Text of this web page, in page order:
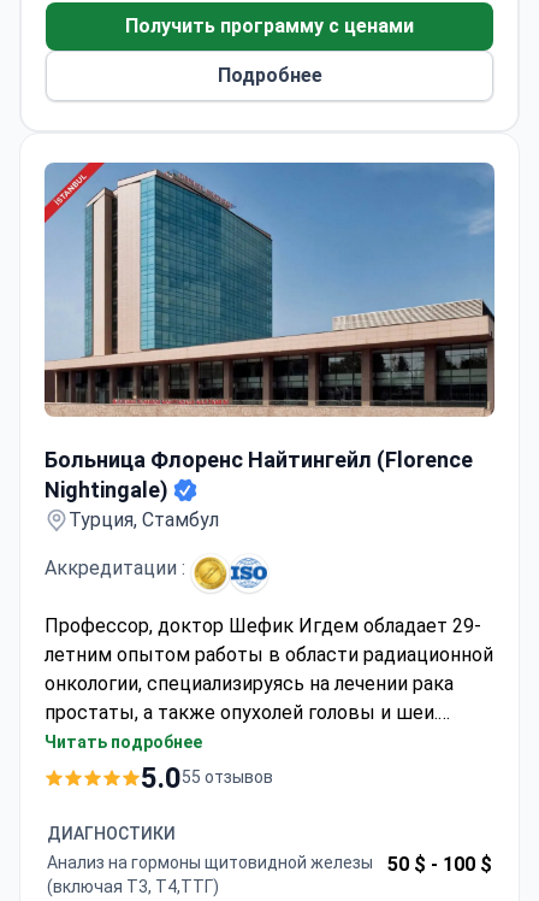
Получить программу с ценами
Подробнее
Больница Флоренс Найтингейл (Florence
Nightingale)
Турция, Стамбул
Аккредитации :
Профессор, доктор Шефик Игдем обладает 29-
летним опытом работы в области радиационной
онкологии, специализируясь на лечении рака
простаты, а также опухолей головы и шеи.
Стереотаксическая радиохирургия TrueBeam
может стоить около 8 100 $ — обычно эта сумма
услуги медперсонала. Процедура проводится
амбулаторно и не требует госпитализации.
Профессор Игдем прошел обучение в
Читать подробнее
5.055 отзывов
ДИАГНОСТИКИ
Анализ на гормоны щитовидной железы
(включая Т3, Т4,ТТГ)
50 $ - 100 $